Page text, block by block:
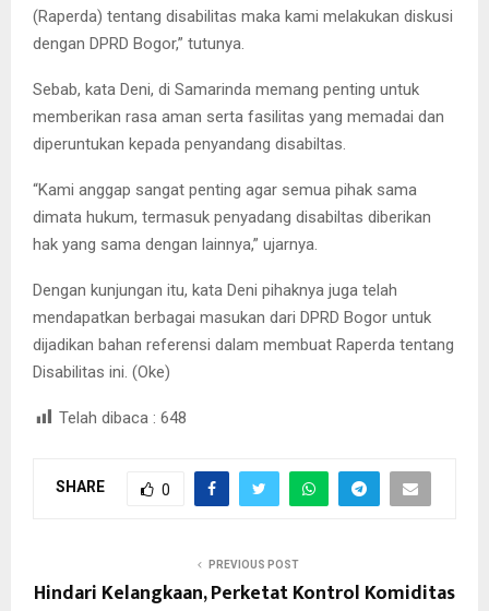
(Raperda) tentang disabilitas maka kami melakukan diskusi
dengan DPRD Bogor,” tutunya.
Sebab, kata Deni, di Samarinda memang penting untuk
memberikan rasa aman serta fasilitas yang memadai dan
diperuntukan kepada penyandang disabiltas.
“Kami anggap sangat penting agar semua pihak sama
dimata hukum, termasuk penyadang disabiltas diberikan
hak yang sama dengan lainnya,” ujarnya.
Dengan kunjungan itu, kata Deni pihaknya juga telah
mendapatkan berbagai masukan dari DPRD Bogor untuk
dijadikan bahan referensi dalam membuat Raperda tentang
Disabilitas ini. (Oke)
Telah dibaca : 648
SHARE 0
PREVIOUS POST
Hindari Kelangkaan, Perketat Kontrol Komiditas